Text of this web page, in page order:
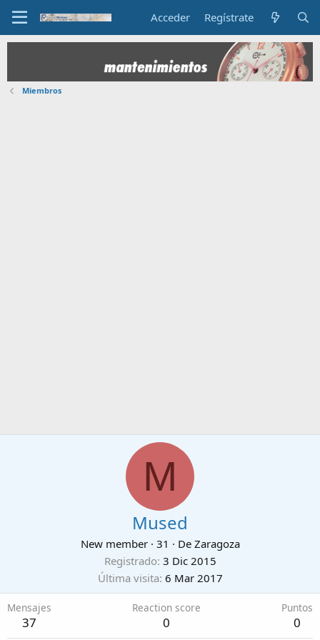
Acceder Regístrate
Miembros
M
Mused
New member · 31 · De Zaragoza
Registrado 3 Dic 2015
Última visita 6 Mar 2017
Mensajes
37
Reaction score
0
Puntos
0